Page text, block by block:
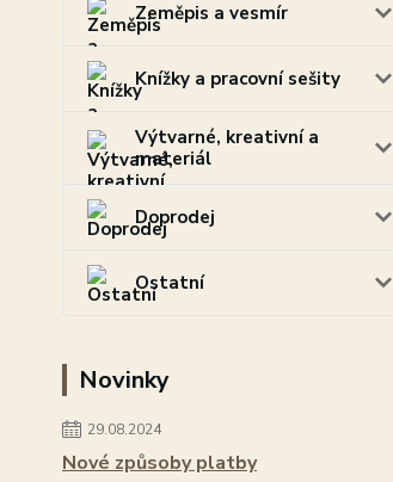
Zeměpis a vesmír
Knížky a pracovní sešity
Výtvarné, kreativní a
materiál
Doprodej
Ostatní
Novinky
29.08.2024
Nové způsoby platby